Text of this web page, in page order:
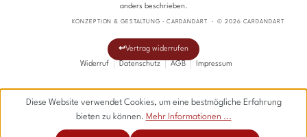
anders beschrieben.
KONZEPTION & GESTALTUNG · CARDANDART · © 2026 CARDANDART
Vertrag widerrufen
Widerruf
Datenschutz AGB Impressum
Diese Website verwendet Cookies, um eine bestmögliche Erfahrung
bieten zu können. Mehr Informationen ...